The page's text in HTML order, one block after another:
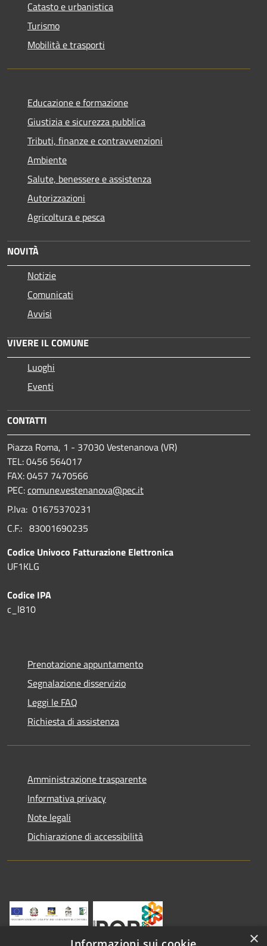
Catasto e urbanistica
Turismo
Mobilità e trasporti
Educazione e formazione
Giustizia e sicurezza pubblica
Tributi, finanze e contravvenzioni
Ambiente
Salute, benessere e assistenza
Autorizzazioni
Agricoltura e pesca
NOVITÀ
Notizie
Comunicati
Avvisi
VIVERE IL COMUNE
Luoghi
Eventi
CONTATTI
Piazza Roma, 1 - 37030 Vestenanova (VR)
TEL: 0456 564017
FAX: 0457 7470566
PEC:comune.vestenanova@pec.it
P.Iva: 01675370231
C.F.: 83001690235
Codice Univoco Fatturazione Elettronica
UF1KLG
Codice IPA
c_l810
Prenotazione appuntamento
Segnalazione disservizio
Leggi le FAQ
Richiesta di assistenza
Amministrazione trasparente
Informativa privacy
Note legali
Dichiarazione di accessibilità
×